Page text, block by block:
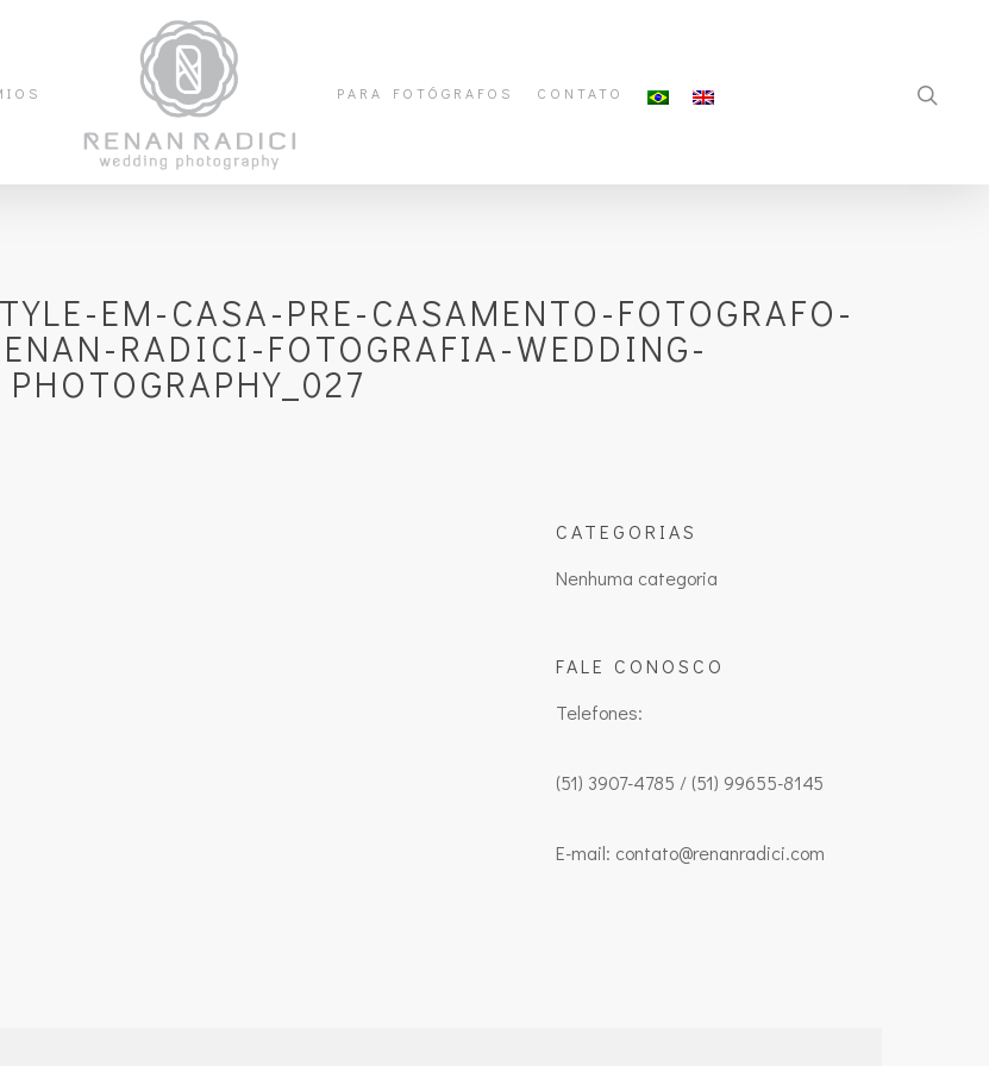
PARA FOTÓGRAFOS CONTATO
EM-CASA-PRE-CASAMENTO-FOTOGRAFO-
RADICI-FOTOGRAFIA-WEDDING-
PHOTOGRAPHY_027
CATEGORIAS
Nenhuma categoria
FALE CONOSCO
Telefones:
(51) 3907-4785 / (51) 99655-8145
E-mail: contato@renanradici.com